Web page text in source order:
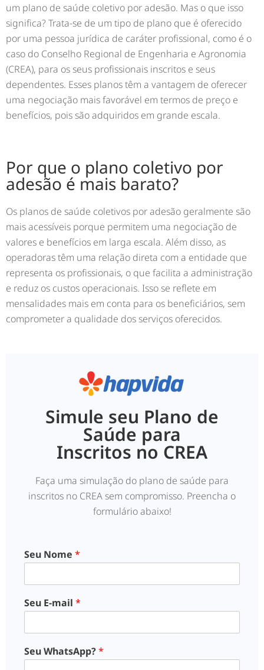
um plano de saúde coletivo por adesão. Mas o que isso
significa? Trata-se de um tipo de plano que é oferecido
por uma pessoa jurídica de caráter profissional, como é o
caso do Conselho Regional de Engenharia e Agronomia
(CREA), para os seus profissionais inscritos e seus
dependentes. Esses planos têm a vantagem de oferecer
uma negociação mais favorável em termos de preço e
benefícios, pois são adquiridos em grande escala.
Por que o plano coletivo por
adesão é mais barato?
Os planos de saúde coletivos por adesão geralmente são
mais acessíveis porque permitem uma negociação de
valores e benefícios em larga escala. Além disso, as
operadoras têm uma relação direta com a entidade que
representa os profissionais, o que facilita a administração
e reduz os custos operacionais. Isso se reflete em
mensalidades mais em conta para os beneficiários, sem
comprometer a qualidade dos serviços oferecidos.
Simule seu Plano de
Saúde para
Inscritos no CREA
Faça uma simulação do plano de saúde para
inscritos no CREA sem compromisso. Preencha o
formulário abaixo!
Seu Nome *
Seu E-mail *
Seu WhatsApp?*